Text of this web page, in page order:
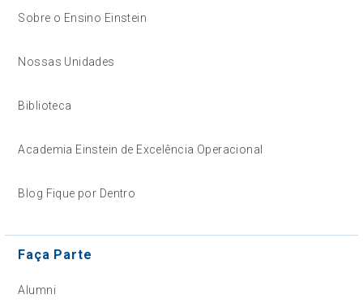
Sobre o Ensino Einstein
Nossas Unidades
Biblioteca
Academia Einstein de Excelência Operacional
Blog Fique por Dentro
Faça Parte
Alumni